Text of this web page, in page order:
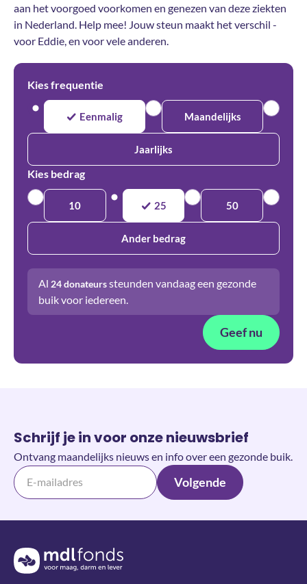
aan het voorgoed voorkomen en genezen van deze ziekten
in Nederland. Help mee! Jouw steun maakt het verschil -
voor Eddie, en voor vele anderen.
Kies frequentie
Eenmalig Maandelijks
Jaarlijks
Kies bedrag
10 25 50
Ander bedrag
Al 24donateurssteunden vandaag een gezonde
buik voor iedereen.
Geef nu
Schrijf je in voor onze nieuwsbrief
Ontvang maandelijks nieuws en info over een gezonde buik.
Volgende
Terug naar de homepage